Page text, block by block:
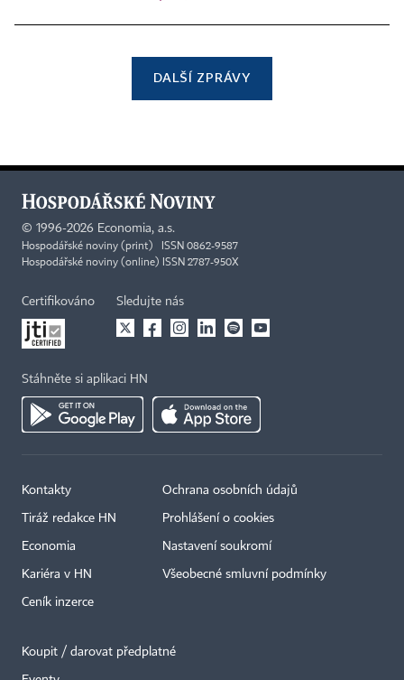
DALŠÍ ZPRÁVY
© 1996-2026 Economia, a.s.
Hospodářské noviny (print) ISSN 0862-9587
Hospodářské noviny (online) ISSN 2787-950X
Certifikováno Sledujte nás
Stáhněte si aplikaci HN
Kontakty
Tiráž redakce HN
Economia
Kariéra v HN
Ceník inzerce
Ochrana osobních údajů
Prohlášení o cookies
Nastavení soukromí
Všeobecné smluvní podmínky
Koupit / darovat předplatné